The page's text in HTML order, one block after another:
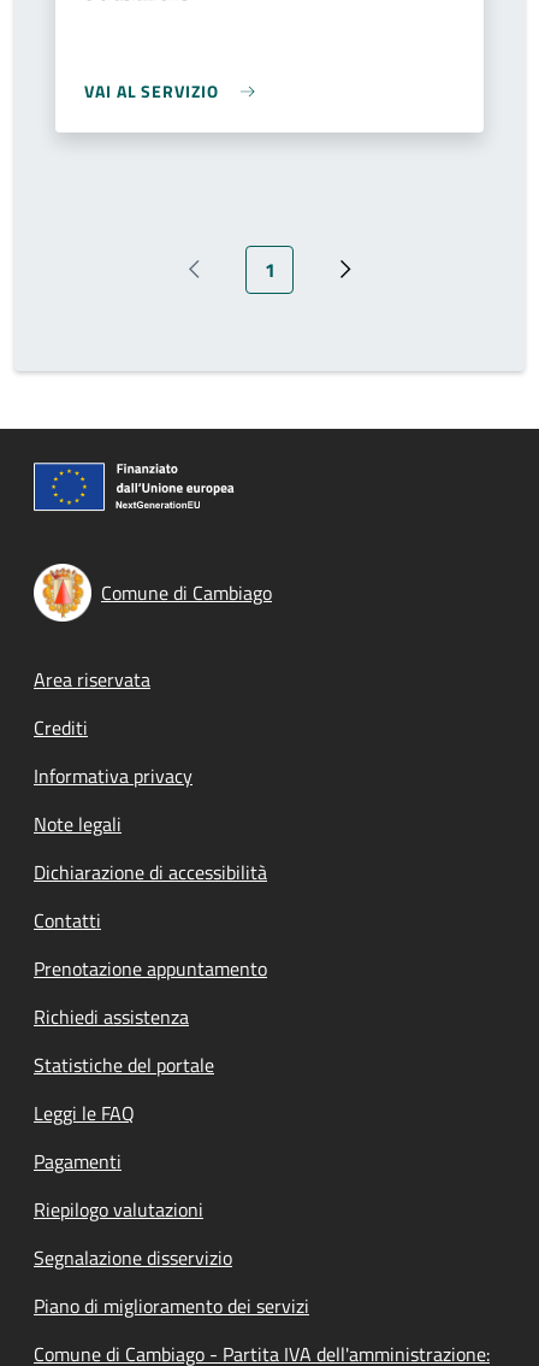
VAI AL SERVIZIO
Pagina precedente
Pagina attuale
1 Pagina successiva
Comune di Cambiago
Footer menu
Area riservata
Crediti
Informativa privacy
Note legali
Dichiarazione di accessibilità
Contatti
Prenotazione appuntamento
Richiedi assistenza
Statistiche del portale
Leggi le FAQ
Pagamenti
Riepilogo valutazioni
Segnalazione disservizio
Piano di miglioramento dei servizi
Comune di Cambiago - Partita IVA dell'amministrazione: